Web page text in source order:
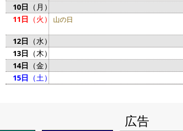
10日 （月）
11日 （火） 山の日
12日 （水）
13日 （木）
14日 （金）
15日 （土）
広告